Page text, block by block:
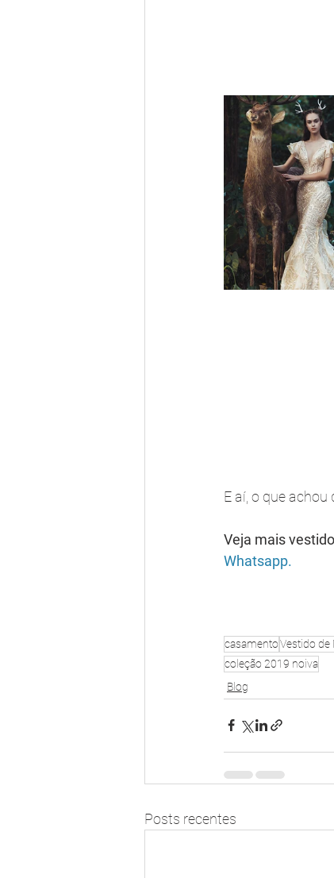
E aí, o que
Veja mais
Whatsapp.
casamentoVestido de
coleção 2019 noiva
Blog
Posts recentes